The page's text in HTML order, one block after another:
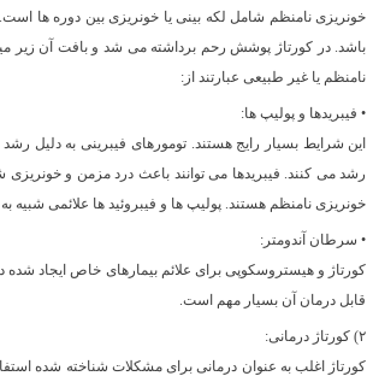
خونریزی نامنظم شامل لکه بینی یا خونریزی بین دوره ها
باشد. در کورتاژ پوشش رحم برداشته می شد و بافت آن زیر
نامنظم یا غیر طبیعی عبارتند از:
• فیبریدها و پولیپ ها:
این شرایط بسیار رایج هستند. تومورهای فیبرینی به
رشد می کنند. فیبریدها می توانند باعث درد مزمن و
خونریزی نامنظم هستند. پولیپ ها و فیبروئید ها علائمی شبیه
• سرطان آندومتر:
کورتاژ و هیستروسکوپی برای علائم بیمارهای خاص ایجاد
قابل درمان آن بسیار مهم است.
۲) کورتاژ درمانی:
کورتاژ اغلب به عنوان درمانی برای مشکلات شناخته شده